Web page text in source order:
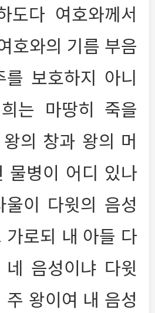
도다 여호와께서
호와의 기름 부음
보호하지 아니
는 마땅히 죽을
의 창과 왕의 머
물병이 어디 있나
울이 다윗의 음성
가로되 내 아들 다
음성이냐 다윗
왕이여 내 음성